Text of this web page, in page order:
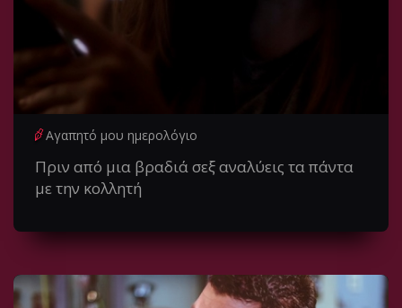
Αγαπητό μου ημερολόγιο
Πριν από μια βραδιά σεξ αναλύεις τα πάντα
με την κολλητή